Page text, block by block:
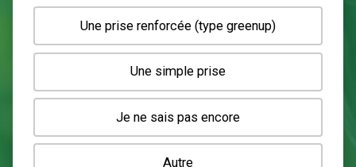
Une wallbox en triphasé (22kW)
Une wallbox en monophasé (7kW)
Une prise renforcée (type greenup)